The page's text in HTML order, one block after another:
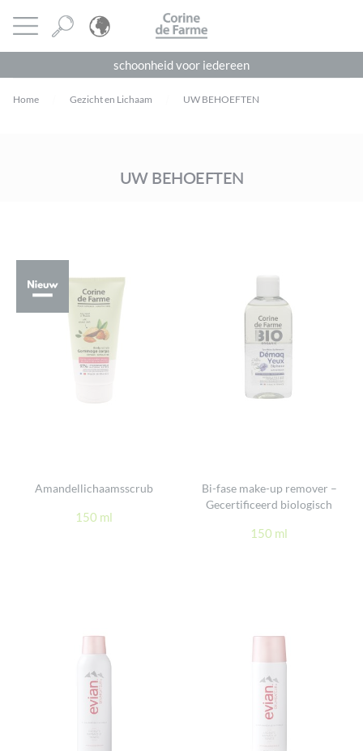
Menu openen CORINE DE FARME
schoonheid voor iedereen
Home Gezicht en Lichaam UW BEHOEFTEN
UW BEHOEFTEN
Amandellichaamsscrub
150 ml
Bi-fase make-up remover –
Gecertificeerd biologisch
150 ml